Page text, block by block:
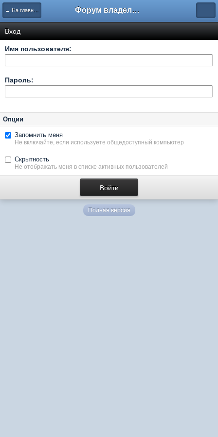
← На главную Форум владельцев интернет-магазинов
Вход
Имя пользователя:
Пароль:
Опции
Запомнить меня
Не включайте, если используете общедоступный компьютер
Скрытность
Не отображать меня в списке активных пользователей
Полная версия